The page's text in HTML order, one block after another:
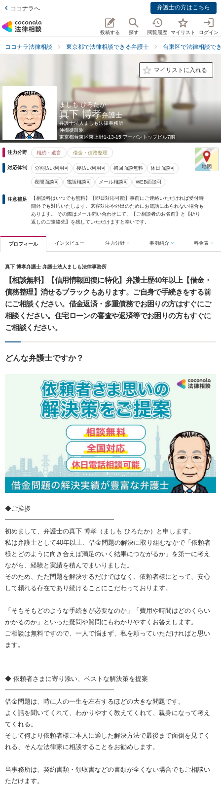
ココナラへ 弁護士の方はこちら
投稿する 探す 閲覧履歴 マイリスト ログイン
ココナラ法律相談 東京都で法律相談できる弁護士 台東区で法律相談で
マイリストに入れる
ましも ひろたか
真下 博孝弁護士
弁護士法人ましも法律事務所
仲御徒町駅
東京都台東区東上野1-13-15 アーバントップビル7階
注力分野 相続・遺言 借金・債務整理
対応体制 分割払い利用可 後払い利用可 初回面談無料 休日面談可
夜間面談可 電話相談可 メール相談可 WEB面談可
注意補足
【相談料はいつでも無料】【即日対応可能】事前にご連絡いただければ受付時
間外でも対応いたします。来客対応や外出のためにお電話に出られない場合も
あります。 その際はメール問い合わせにて、【ご相談者のお名前】と【折り
返しのご連絡先】を残していただけますと幸いです。
プロフィール インタビュー 注力分野 事例紹介 料金表
真下 博孝弁護士 弁護士法人ましも法律事務所
【相談無料】【信用情報回復に特化】弁護士歴40年以上【借金・
債務整理】消せるブラックもあります。ご自身で手続きをする前
にご相談ください。借金返済・多重債務でお困りの方はすぐにご
相談ください。住宅ローンの審査や返済等でお困りの方もすぐに
ご相談ください。
どんな弁護士ですか？
◆ご挨拶
━━━━━━━━━━━━━━━━━
初めまして、弁護士の真下 博孝（ましも ひろたか）と申します。
私は弁護士として40年以上、借金問題の解決に取り組むなかで「依頼者
様とどのように向き合えば満足のいく結果につながるか」を第一に考え
ながら、経験と実績を積んでまいりました。
そのため、ただ問題を解決するだけではなく、依頼者様にとって、安心
して頼れる存在であり続けることにこだわっております。
「そもそもどのような手続きが必要なのか」「費用や時間はどのくらい
かかるのか」といった疑問や質問にもわかりやすくお答えします。
ご相談は無料ですので、一人で悩まず、私を頼っていただければと思い
ます。
◆ 依頼者さまに寄り添い、ベストな解決策を提案
━━━━━━━━━━━━━━━━━
借金問題は、時に人の一生を左右するほどの大きな問題です。
よく話を聞いてくれて、わかりやすく教えてくれて、親身になって考え
てくれる。
そして何より依頼者様ご本人に適した解決方法で最後まで面倒を見てく
れる、そんな法律家に相談することをお勧めします。
当事務所は、契約書類・領収書などの書類が全くない場合でもご相談い
ただけます。